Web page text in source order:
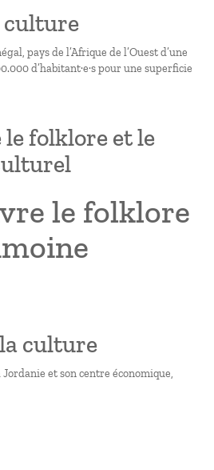
culture
pays de l’Afrique de l’Ouest d’une
d’habitant·e·s pour une superficie
folklore et le
le folklore
culture
et son centre économique,